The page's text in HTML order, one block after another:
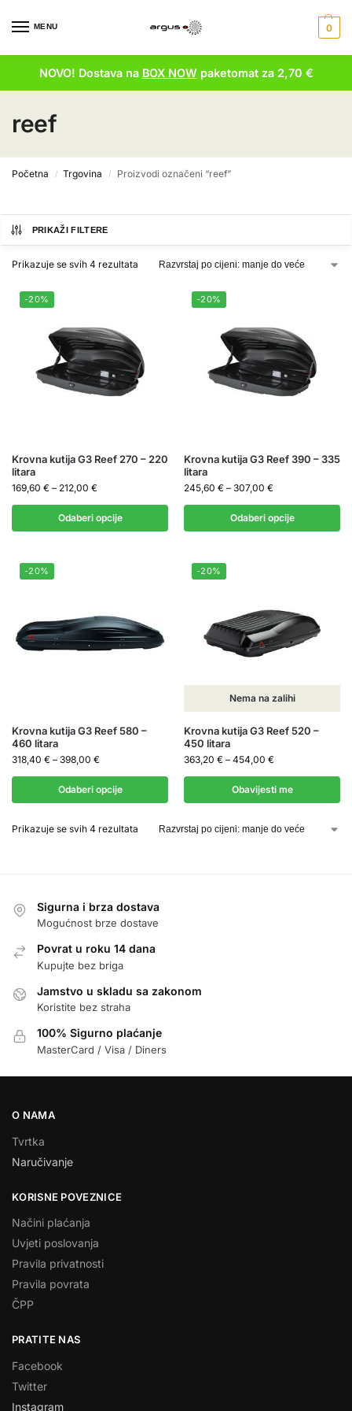
MENU 0
NOVO! Dostava na BOX NOWpaketomat za 2,70 €
reef
Početna / Trgovina / Proizvodi označeni “reef”
PRIKAŽI FILTERE
Prikazuje se svih 4 rezultata
-20%
Krovna kutija G3 Reef 270 – 220
litara
169,60 € – 212,00 €
Odaberi opcije
-20%
Krovna kutija G3 Reef 390 – 335
litara
245,60 € – 307,00 €
Odaberi opcije
-20%
Krovna kutija G3 Reef 580 –
460 litara
318,40 € – 398,00 €
Odaberi opcije
-20%
Nema na zalihi
Krovna kutija G3 Reef 520 –
450 litara
363,20 € – 454,00 €
Obavijesti me
Prikazuje se svih 4 rezultata
Sigurna i brza dostava
Mogućnost brze dostave
Povrat u roku 14 dana
Kupujte bez briga
Jamstvo u skladu sa zakonom
Koristite bez straha
100% Sigurno plaćanje
MasterCard / Visa / Diners
O NAMA
Tvrtka
Naručivanje
KORISNE POVEZNICE
Načini plaćanja
Uvjeti poslovanja
Pravila privatnosti
Pravila povrata
ČPP
PRATITE NAS
Facebook
Twitter
Instagram